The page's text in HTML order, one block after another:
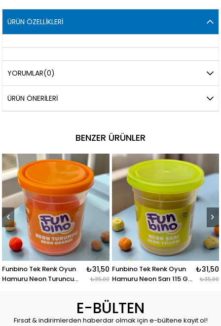
ÜRÜN ÖZELLIKLERI
YORUMLAR(0)
ÜRÜN ÖNERILERI
BENZER ÜRÜNLER
Funbino Tek Renk Oyun
Hamuru Neon Turuncu
₺31,50
₺35,00
Funbino Tek Renk Oyun
Hamuru Neon Sarı 115 Gr
₺31,50
₺35,00
E-BÜLTEN
Fırsat & indirimlerden haberdar olmak için e-bültene kayıt ol!